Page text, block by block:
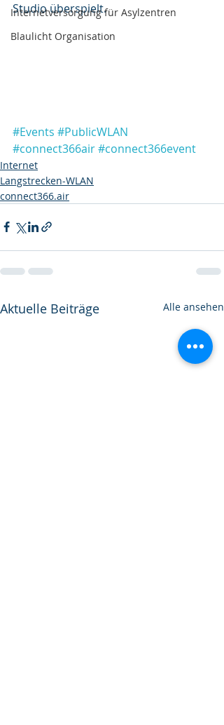
Internetversorgung für Asylzentren
Blaulicht Organisation
Studio überspielt.
#Events #PublicWLAN
#connect366air#connect366event
Internet
Langstrecken-WLAN
connect366.air
Aktuelle Beiträge Alle ansehen